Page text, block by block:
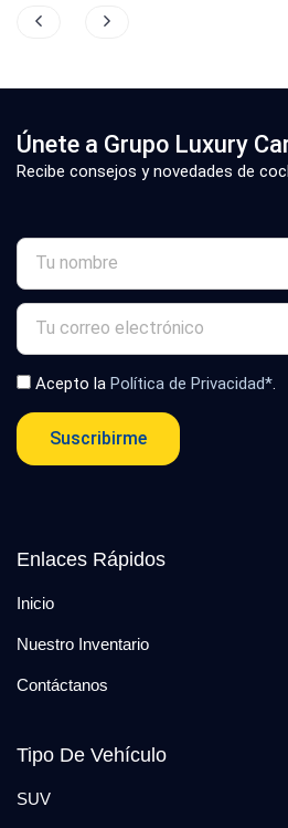
Únete a Grupo Luxury
Recibe consejos y novedades de
Acepto la Política de Privacidad*
Suscribirme
Enlaces Rápidos
Inicio
Nuestro Inventario
Contáctanos
Tipo De Vehículo
SUV